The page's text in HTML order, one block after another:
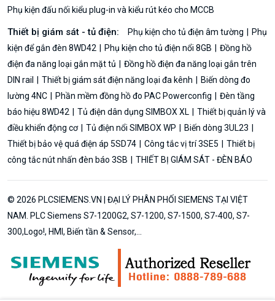
Phụ kiện đấu nối kiểu plug-in và kiểu rút kéo cho MCCB
Thiết bị giám sát - tủ điện: Phụ kiện cho tủ điện âm tường
Phụ
kiện để gắn đèn 8WD42
Phụ kiện cho tủ điện nổi 8GB
Đồng hồ
điện đa năng loại gắn mặt tủ
Đồng hồ điện đa năng loại gắn trên
DIN rail
Thiết bị giám sát điện năng loại đa kênh
Biến dòng đo
lường 4NC
Phần mềm đồng hồ đo PAC Powerconfig
Đèn tầng
báo hiệu 8WD42
Tủ điện dân dụng SIMBOX XL
Thiết bị quản lý và
điều khiển động cơ
Tủ điện nổi SIMBOX WP
Biến dòng 3UL23
Thiết bị bảo vệ quá điện áp 5SD74
Công tắc vị trí 3SE5
Thiết bị
công tắc nút nhấn đèn báo 3SB
THIẾT BỊ GIÁM SÁT - ĐÈN BÁO
© 2026 PLCSIEMENS.VN | ĐẠI LÝ PHÂN PHỐI SIEMENS TẠI VIỆT
NAM. PLC Siemens S7-1200G2, S7-1200, S7-1500, S7-400, S7-
300,Logo!, HMI, Biến tần & Sensor,...